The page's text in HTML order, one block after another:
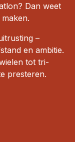
Dan weet
–
en ambitie.
tot tri-
presteren.